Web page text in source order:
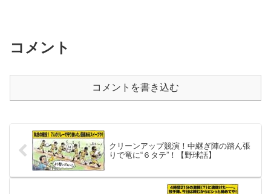
コメント
コメントを書き込む
クリーンアップ競演！中継ぎ陣の踏ん張
りで竜に“６タテ”！【野球話】